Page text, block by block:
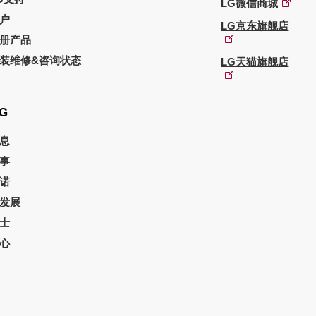
产品
维修&咨询状态
展
LG微信商城
LG京东旗舰店
LG天猫旗舰店